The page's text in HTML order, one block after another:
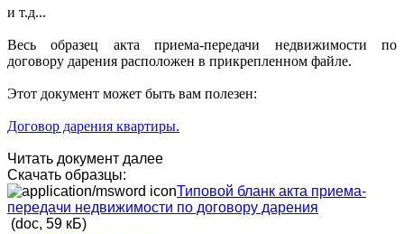
и т.д...
Весь образец акта приема-передачи недвижимости по
договору дарения расположен в прикрепленном файле.
Этот документ может быть вам полезен:
Договор дарения квартиры.
Читать документ далее
Скачать образцы:
Типовой бланк акта приема-
передачи недвижимости по договору дарения
(doc, 59 кБ)